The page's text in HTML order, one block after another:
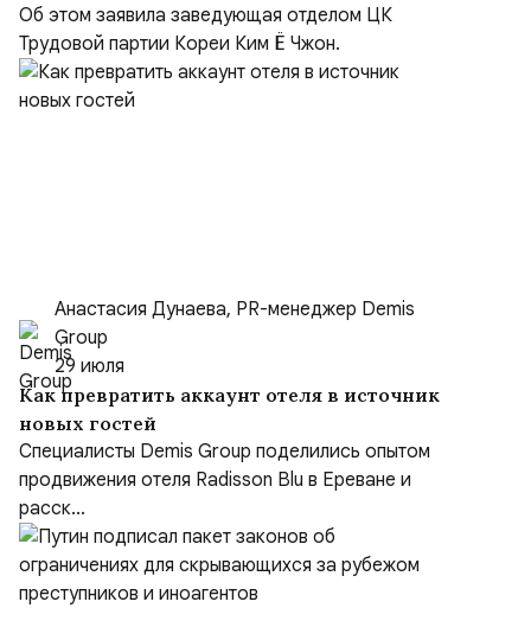
Об этом заявила заведующая отделом ЦК
Трудовой партии Кореи Ким Ё Чжон.
Анастасия Дунаева, PR-менеджер Demis
Group
29 июля
Как превратить аккаунт отеля в источник
новых гостей
Специалисты Demis Group поделились опытом
продвижения отеля Radisson Blu в Ереване и
расск...